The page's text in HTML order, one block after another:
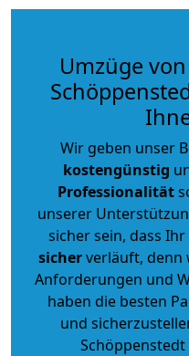
Umzüge
Wir geben unser
kostengünstig
Professionalität
unserer
sicher sein, dass
sicherverläuft, denn
Anforderungen und
haben die besten
und